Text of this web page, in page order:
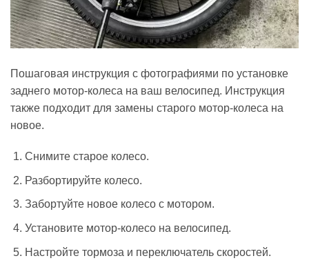
Пошаговая инструкция с фотографиями по установке
заднего мотор-колеса на ваш велосипед. Инструкция
также подходит для замены старого мотор-колеса на
новое.
Снимите старое колесо.
Разбортируйте колесо.
Забортуйте новое колесо с мотором.
Установите мотор-колесо на велосипед.
Настройте тормоза и переключатель скоростей.